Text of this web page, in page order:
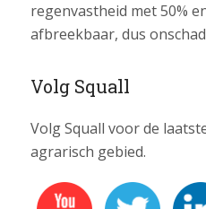
regenvastheid met 50%
afbreekbaar, dus
Volg Squall
Volg Squall voor de
agrarisch gebied.